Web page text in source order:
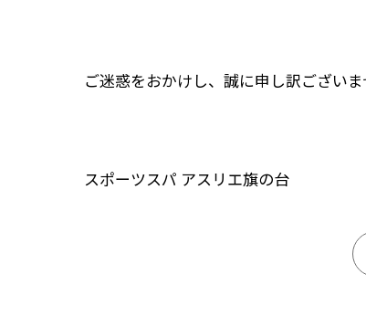
ご迷惑をおかけし、誠に申し訳ござい
スポーツスパ アスリエ旗の台